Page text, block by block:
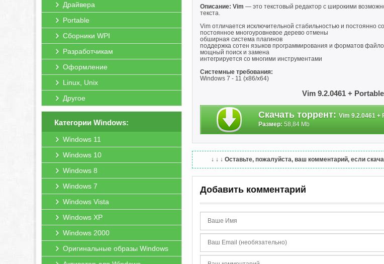
Драйвера
Portable
Сборники WPI
Разработчикам
Оформление
Linux, Unix
Другое
Категории Windows:
Windows 11
Windows 10
Windows 8
Windows 7
Windows Vista
Windows XP
Windows 2000
Оригинальные образы Windows
Описание: Vim — это текстовый редактор с широкими
текста.
Vim отличается исключительной стабильностью и постоянно
постоянное многоуровневое дерево отмены
обширная система плагинов
поддержка сотен языков программирования и форматов
мощный поиск и замена
интегрируется со многими инструментами
Системные требования:
Windows 7 - 11 (x86/x64)
Vim 9.2.0461 +
Скачать торрент: Vim 9.2.0461 +
Размер: 58,84 Mb
↓ ↓ ↓ Оставьте, пожалуйста, ваш комментарий, если
Добавить комментарий